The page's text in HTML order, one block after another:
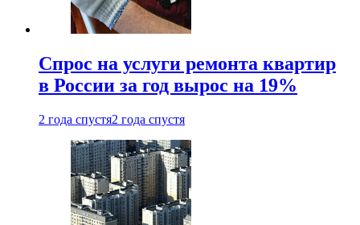
Спрос на услуги ремонта квартир
в России за год вырос на 19%
2 года спустя2 года спустя